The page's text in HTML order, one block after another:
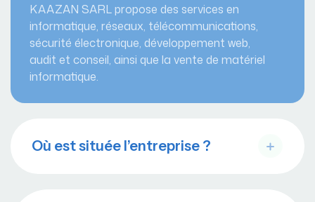
KAAZAN SARL propose des services en
informatique, réseaux, télécommunications,
sécurité électronique, développement web,
audit et conseil, ainsi que la vente de matériel
informatique.
Où est située l’entreprise ?